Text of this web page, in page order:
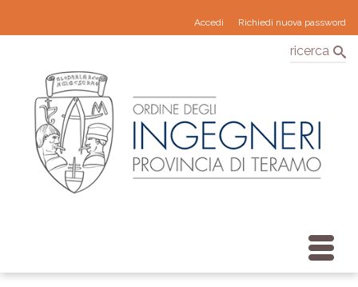
Accedi Richiedi nuova password
ricerca